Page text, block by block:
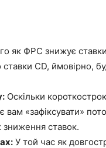
як ФРС знижує
CD, ймовірно,
Оскільки
«зафіксувати»
зниження ставок.
У той час як